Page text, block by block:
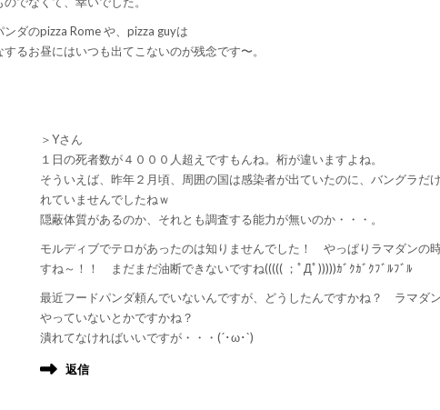
ダのpizza Rome や、pizza guyは
るお昼にはいつも出てこないのが残念です〜。
＞Yさん
１日の死者数が４０００人超えですもんね。桁が違いますよね。
そういえば、昨年２月頃、周囲の国は感染者が出ていたのに、バングラだ
れていませんでしたねｗ
隠蔽体質があるのか、それとも調査する能力が無いのか・・・。
モルディブでテロがあったのは知りませんでした！ やっぱりラマダンの
すね～！！ まだまだ油断できないですね((((( ；ﾟДﾟ)))))ｶﾞｸｶﾞｸﾌﾞﾙﾌﾞﾙ
最近フードパンダ頼んでいないんですが、どうしたんですかね？ ラマダ
やっていないとかですかね？
潰れてなければいいですが・・・(´･ω･`)
返信